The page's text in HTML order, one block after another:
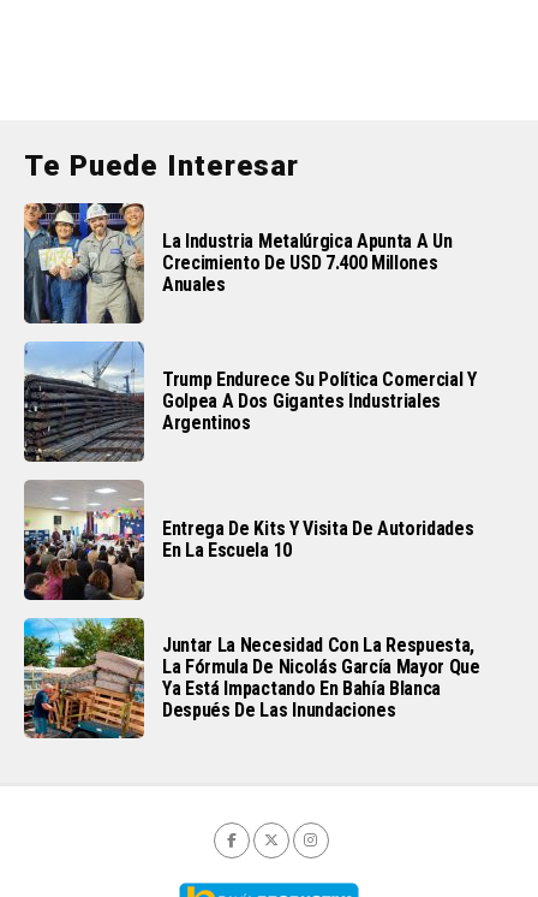
Te Puede Interesar
La Industria Metalúrgica Apunta A Un
Crecimiento De USD 7.400 Millones
Anuales
Trump Endurece Su Política Comercial Y
Golpea A Dos Gigantes Industriales
Argentinos
Entrega De Kits Y Visita De Autoridades
En La Escuela 10
Juntar La Necesidad Con La Respuesta,
La Fórmula De Nicolás García Mayor Que
Ya Está Impactando En Bahía Blanca
Después De Las Inundaciones